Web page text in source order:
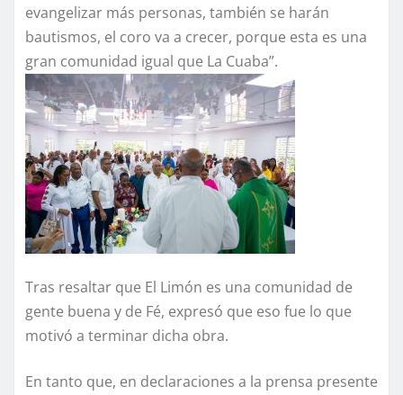
evangelizar más personas, también se harán
bautismos, el coro va a crecer, porque esta es una
gran comunidad igual que La Cuaba”.
Tras resaltar que El Limón es una comunidad de
gente buena y de Fé, expresó que eso fue lo que
motivó a terminar dicha obra.
En tanto que, en declaraciones a la prensa presente